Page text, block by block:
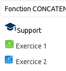
Fonction
Support
Exercice 1
Exercice 2